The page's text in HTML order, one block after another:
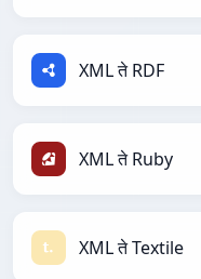
XML ते RDF
XML ते Ruby
XML ते Textile